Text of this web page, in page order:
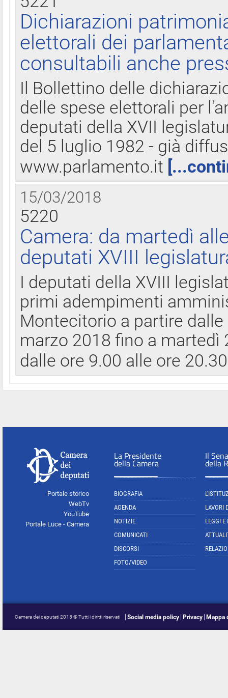
Dichiarazioni
elettorali dei
consultabili anche
Il Bollettino delle
delle spese elettorali per
deputati della XVII
del 5 luglio 1982 - già
www.parlamento.it
15/03/2018
5220
Camera: da martedì
deputati XVIII
I deputati della XVIII
primi adempimenti
Montecitorio a partire
marzo 2018 fino a
dalle ore 9.00 alle ore
Portale storico
WebTv
YouTube
Portale Luce - Camera
La Presidente
della Camera
BIOGRAFIA
AGENDA
NOTIZIE
COMUNICATI
DISCORSI
FOTO/VIDEO
Il
della
LAVORI
LEGGI E
Camera dei deputati 2015 © Tutti i diritti riservati Social media policy Privacy Mappa